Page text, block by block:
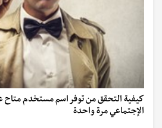
كيفية التحقق من توفر اسم مستخدم متاح
الإجتماعي مرة واحدة